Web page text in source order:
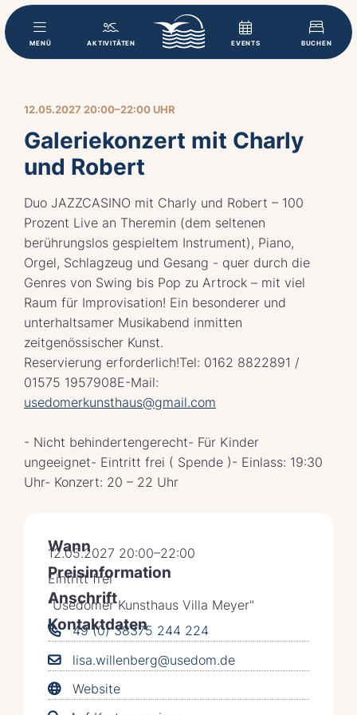
MENÜ AKTIVITÄTEN EVENTS BUCHEN
12.05.2027 20:00–22:00 UHR
Galeriekonzert mit Charly
und Robert
Duo JAZZCASINO mit Charly und Robert – 100
Prozent Live an Theremin (dem seltenen
berührungslos gespieltem Instrument), Piano,
Orgel, Schlagzeug und Gesang - quer durch die
Genres von Swing bis Pop zu Artrock – mit viel
Raum für Improvisation! Ein besonderer und
unterhaltsamer Musikabend inmitten
zeitgenössischer Kunst.
Reservierung erforderlich!Tel: 0162 8822891 /
01575 1957908E-Mail:
usedomerkunsthaus@gmail.com
- Nicht behindertengerecht- Für Kinder
ungeeignet- Eintritt frei ( Spende )- Einlass: 19:30
Uhr- Konzert: 20 – 22 Uhr
Wann
12.05.2027 20:00–22:00
Preisinformation
Eintritt frei
Anschrift
"Usedomer Kunsthaus Villa Meyer"
Kontaktdaten
49 (0) 38375 244 224
lisa.willenberg@usedom.de
Website